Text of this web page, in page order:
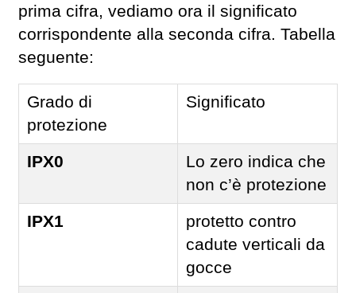
prima cifra, vediamo ora il significato
corrispondente alla seconda cifra. Tabella
seguente:
Grado di
protezione
Significato
IPX0
Lo zero indica che
non c’è protezione
IPX1
protetto contro
cadute verticali da
gocce